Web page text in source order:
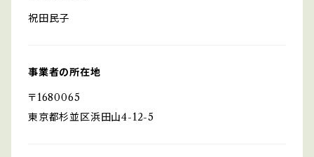
祝田民子
事業者の所在地
〒1680065
東京都杉並区浜田山4-12-5